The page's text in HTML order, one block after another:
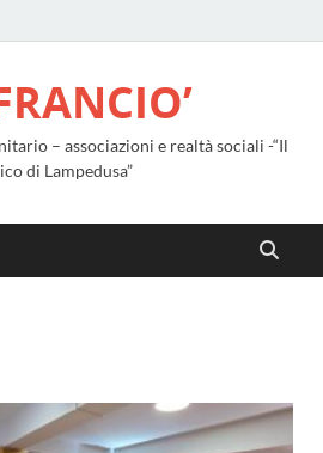
– associazioni e realtà sociali -“Il
di Lampedusa”